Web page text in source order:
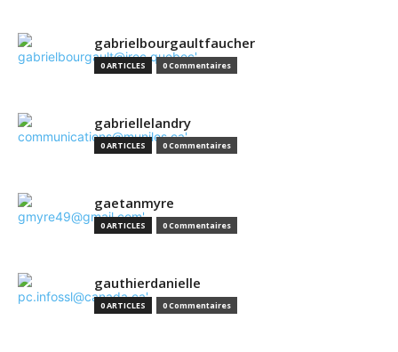
gabrielbourgaultfaucher
0 ARTICLES 0 Commentaires
gabriellelandry
0 ARTICLES 0 Commentaires
gaetanmyre
0 ARTICLES 0 Commentaires
gauthierdanielle
0 ARTICLES 0 Commentaires